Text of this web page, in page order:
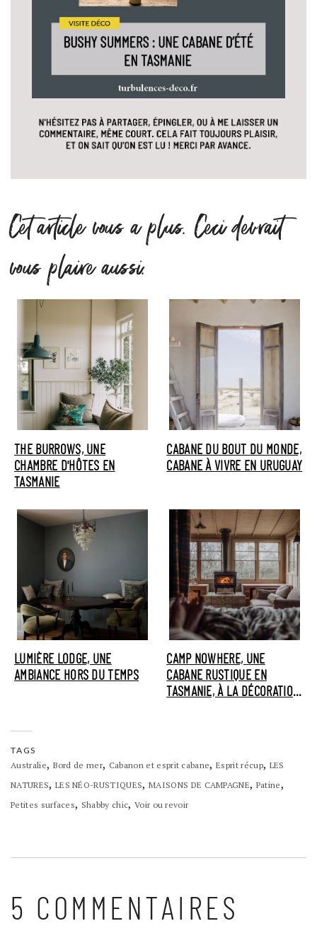
Cet article vous a plus. Ceci devrait
vous plaire aussi.
THE BURROWS, UNE
CHAMBRE D'HÔTES EN
TASMANIE
CABANE DU BOUT DU MONDE,
CABANE À VIVRE EN URUGUAY
LUMIÈRE LODGE, UNE
AMBIANCE HORS DU TEMPS
CAMP NOWHERE, UNE
CABANE RUSTIQUE EN
TASMANIE, À LA DÉCORATION
TAGS
Australie, Bord de mer, Cabanon et esprit cabane,Esprit récup, LES
NATURES, LES NÉO-RUSTIQUES, MAISONS DE CAMPAGNE, Patine,
Petites surfaces, Shabby chic, Voir ou revoir
5 COMMENTAIRES